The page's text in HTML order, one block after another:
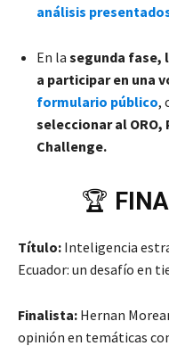
análisis
En la segunda fase,
a participar en una
formulario público,
seleccionar al ORO,
Challenge.
🏆
Título: Inteligencia
Ecuador: un desafío en
Finalista: Hernan
opinión en temáticas